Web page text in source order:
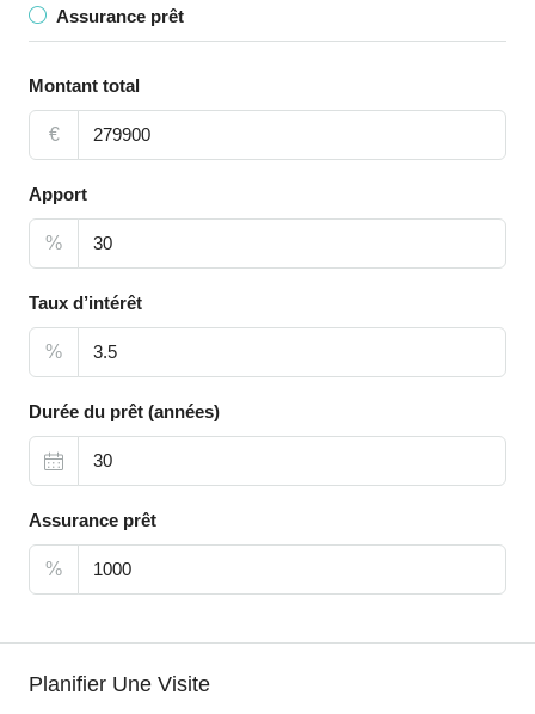
Assurance prêt
Montant total
€
Apport
%
Taux d’intérêt
%
Durée du prêt (années)
Assurance prêt
%
Planifier Une Visite